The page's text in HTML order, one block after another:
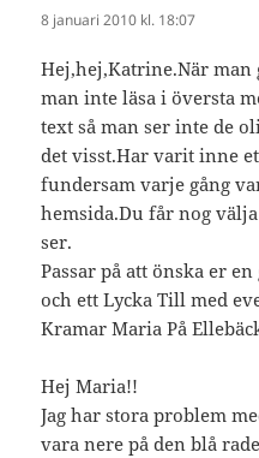
8 januari 2010 kl. 18:07
Hej,hej,Katrine.När man
man inte läsa i översta
text så man ser inte de
det visst.Har varit inne
fundersam varje gång
hemsida.Du får nog
ser.
Passar på att önska er
och ett Lycka Till med
Kramar Maria På
Hej Maria!!
Jag har stora problem
vara nere på den blå